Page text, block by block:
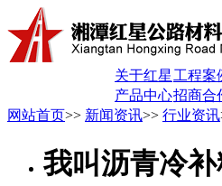
关于红星 工程案
产品中心招商合
网站首页>> 新闻资讯>> 行业资讯
我叫沥青冷